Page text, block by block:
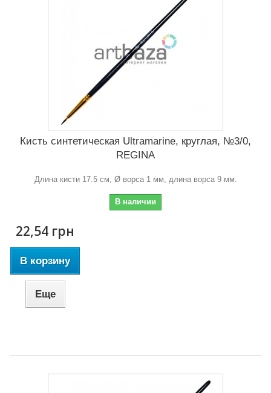
Кисть синтетическая Ultramarine, круглая, №3/0,
REGINA
Длина кисти 17.5 см, Ø ворса 1 мм, длина ворса 9 мм.
В наличии
22,54 грн
В корзину
Еще